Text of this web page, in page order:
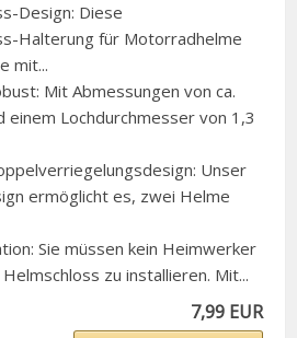
Design: Diese
Halterung für Motorradhelme
mit...
Mit Abmessungen von ca.
einem Lochdurchmesser von 1,3
Unser
ermöglicht es, zwei Helme
Sie müssen kein Heimwerker
zu installieren. Mit...
7,99 EUR